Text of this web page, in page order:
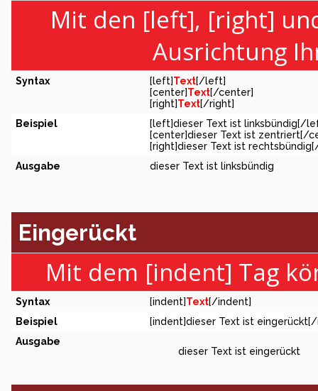
Mit den [left], [right]
Ausrichtung
Syntax [left]Text[/left]
[center]Text[/center]
[right]Text[/right]
Beispiel
[left]dieser Text ist linksbündig[/
[center]dieser Text ist zentriert[/
[right]dieser Text ist
Ausgabe
dieser Text ist linksbündig
Eingerückt
Mit dem [indent] Tag
Syntax [indent]Text[/indent]
Beispiel
[indent]dieser Text ist
Ausgabe
dieser Text ist eingerückt